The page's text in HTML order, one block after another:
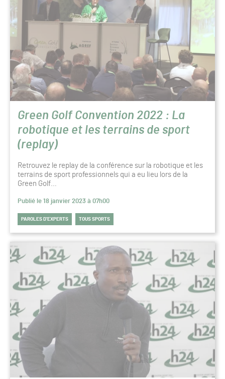
Green Golf Convention 2022 : La
robotique et les terrains de sport
(replay)
Retrouvez le replay de la conférence sur la robotique et les
terrains de sport professionnels qui a eu lieu lors de la
Green Golf…
Publié le 18 janvier 2023 à 07h00
PAROLES D’EXPERTS TOUS SPORTS